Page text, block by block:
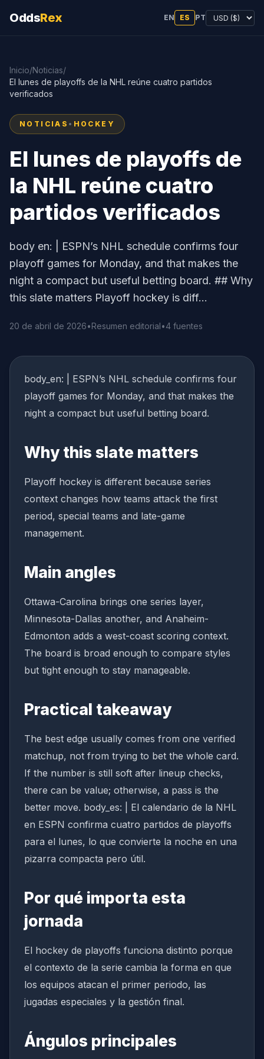
OddsRex EN ES PT
Inicio/Noticias/
El lunes de playoffs de la NHL reúne cuatro partidos
verificados
NOTICIAS • HOCKEY
El lunes de playoffs de
la NHL reúne cuatro
partidos verificados
body en: | ESPN’s NHL schedule confirms four
playoff games for Monday, and that makes the
night a compact but useful betting board. ## Why
this slate matters Playoff hockey is diff...
20 de abril de 2026•Resumen editorial•4 fuentes
body_en: | ESPN’s NHL schedule confirms four
playoff games for Monday, and that makes the
night a compact but useful betting board.
Why this slate matters
Playoff hockey is different because series
context changes how teams attack the first
period, special teams and late-game
management.
Main angles
Ottawa-Carolina brings one series layer,
Minnesota-Dallas another, and Anaheim-
Edmonton adds a west-coast scoring context.
The board is broad enough to compare styles
but tight enough to stay manageable.
Practical takeaway
The best edge usually comes from one verified
matchup, not from trying to bet the whole card.
If the number is still soft after lineup checks,
there can be value; otherwise, a pass is the
better move. body_es: | El calendario de la NHL
en ESPN confirma cuatro partidos de playoffs
para el lunes, lo que convierte la noche en una
pizarra compacta pero útil.
Por qué importa esta
jornada
El hockey de playoffs funciona distinto porque
el contexto de la serie cambia la forma en que
los equipos atacan el primer periodo, las
jugadas especiales y la gestión final.
Ángulos principales